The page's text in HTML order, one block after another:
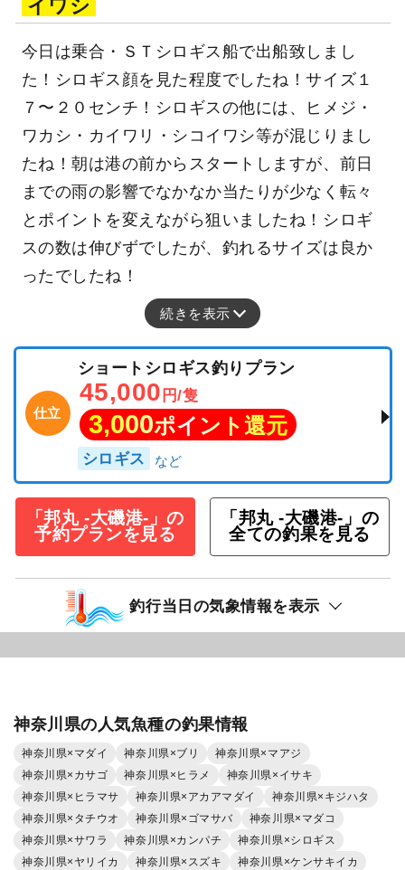
イワシ
今日は乗合・ＳＴシロギス船で出船致しまし
た！シロギス顔を見た程度でしたね！サイズ１
７〜２０センチ！シロギスの他には、ヒメジ・
ワカシ・カイワリ・シコイワシ等が混じりまし
たね！朝は港の前からスタートしますが、前日
までの雨の影響でなかなか当たりが少なく転々
とポイントを変えながら狙いましたね！シロギ
スの数は伸びずでしたが、釣れるサイズは良か
ったでしたね！
続きを表示
仕立
ショートシロギス釣りプラン
45,000 円/隻
3,000ポイント還元
シロギス
「邦丸 -大磯港-」の
予約プランを見る
「邦丸 -大磯港-」の
全ての釣果を見る
釣行当日の気象情報を表示
神奈川県の人気魚種の釣果情報
神奈川県×マダイ 神奈川県×ブリ
神奈川県×マアジ
神奈川県×カサゴ
神奈川県×ヒラメ
神奈川県×イサキ
神奈川県×ヒラマサ
神奈川県×アカアマダイ
神奈川県×キジハタ
神奈川県×タチウオ
神奈川県×ゴマサバ
神奈川県×マダコ
神奈川県×サワラ
神奈川県×カンパチ
神奈川県×シロギス
神奈川県×ヤリイカ
神奈川県×スズキ
神奈川県×ケンサキイカ